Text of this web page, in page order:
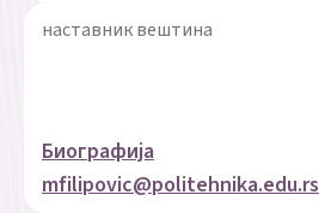
наставник вештина
Биографија
mfilipovic@politehnika.edu.rs